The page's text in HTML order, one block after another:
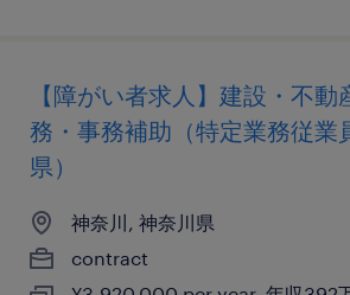
【障がい者求人】建設・不動
務・事務補助（特定業務従業
県）
神奈川, 神奈川県
contract